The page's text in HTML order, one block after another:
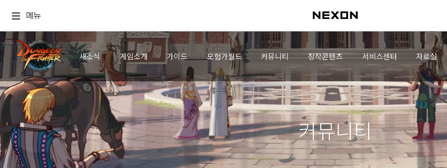
메뉴
새소식 게임소개 가이드 모험가월드 커뮤니티 창작콘텐츠 서비스센터 자료실
커뮤니티